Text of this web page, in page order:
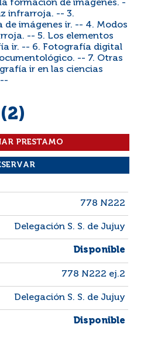
formación de imágenes. -
infrarroja. -- 3.
imágenes ir. -- 4. Modos
-- 5. Los elementos
ir. -- 6. Fotografía digital
-- 7. Otras
ir en las ciencias
778 N222
Delegación S. S. de Jujuy
Disponible
778 N222 ej.2
Delegación S. S. de Jujuy
Disponible